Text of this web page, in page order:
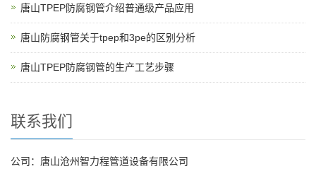
唐山TPEP防腐钢管介绍普通级产品应用
唐山防腐钢管关于tpep和3pe的区别分析
唐山TPEP防腐钢管的生产工艺步骤
联系我们
公司：唐山沧州智力程管道设备有限公司